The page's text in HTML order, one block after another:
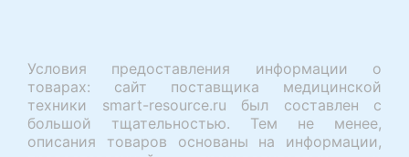
Условия предоставления информации о
товарах: сайт поставщика медицинской
техники smart-resource.ru был составлен с
большой тщательностью. Тем не менее,
описания товаров основаны на информации,